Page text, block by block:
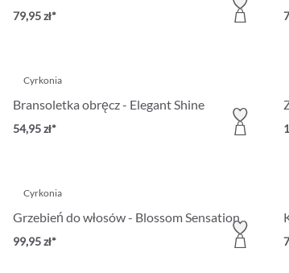
79,95 zł*
Cyrkonia
Bransoletka obręcz - Elegant Shine
54,95 zł*
Cyrkonia
Grzebień do włosów - Blossom Sensation
99,95 zł*